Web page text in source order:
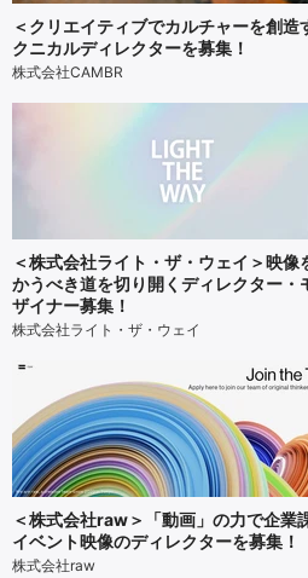
＜クリエイティブでカルチャーを創
クニカルディレクターを募集！
株式会社CAMBR
＜株式会社ライト・ザ・ウェイ＞映
かうべき道を切り開くディレクター・
ザイナー募集！
株式会社ライト・ザ・ウェイ
＜株式会社raw＞「動画」の力で企業
イベント映像のディレクターを募集！
株式会社raw